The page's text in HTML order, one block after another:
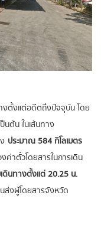
งตั้งแต่อดีตถึงปัจจุบัน โดย
ป็นต้น ในเส้นทาง
ประมาณ 584 กิโลเมตร
ค่าตั๋วโดยสารในการเดิน
เดินทางตั้งแต่ 20.25 น.
ส่งผู้โดยสารจังหวัด